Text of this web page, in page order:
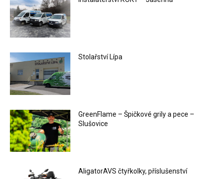
Stolařství Lípa
GreenFlame – Špičkové grily a pece –
Slušovice
AligatorAVS čtyřkolky, příslušenství